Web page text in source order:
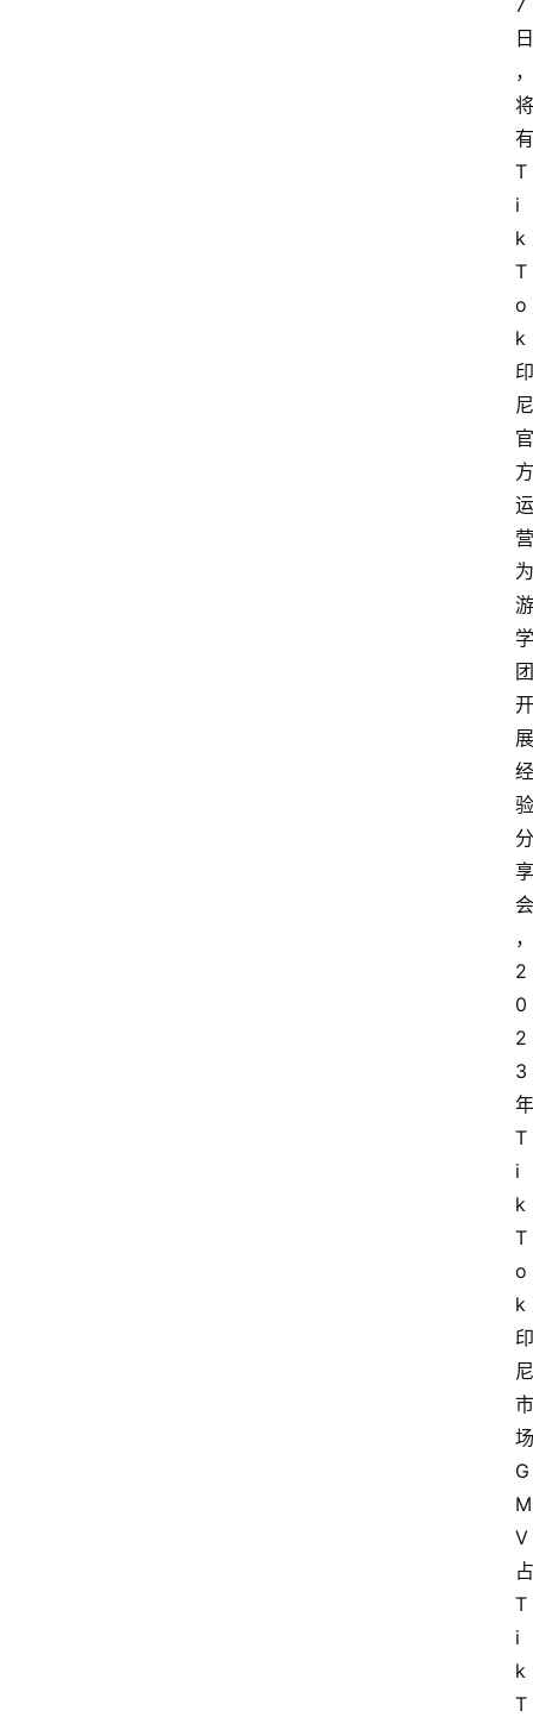
7
日
，
将
有
T
i
k
T
o
k
印
尼
官
方
运
营
为
游
学
团
开
展
经
验
分
享
会
，
2
0
2
3
年
T
i
k
T
o
k
印
尼
市
场
G
M
V
占
T
i
k
T